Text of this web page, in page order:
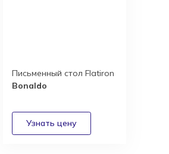
Письменный стол Flatiron
Bonaldo